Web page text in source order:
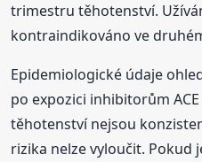
trimestru těhotenství.
kontraindikováno ve
Epidemiologické údaje
po expozici inhibitorům
těhotenství nejsou
rizika nelze vyloučit. Pokud